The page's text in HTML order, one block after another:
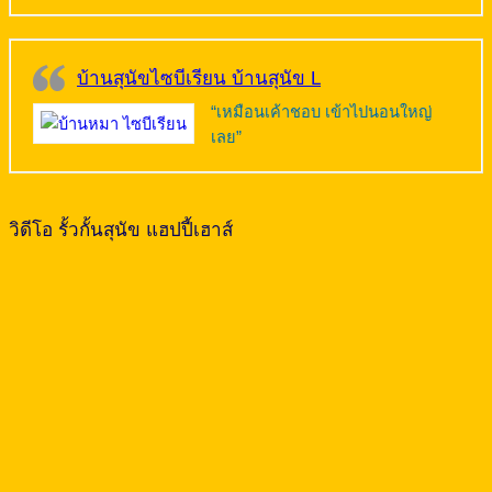
บ้านสุนัขไซบีเรียน บ้านสุนัข L
“เหมือนเค้าชอบ เข้าไปนอนใหญ่
เลย”
วิดีโอ รั้วกั้นสุนัข แฮปปี้เฮาส์